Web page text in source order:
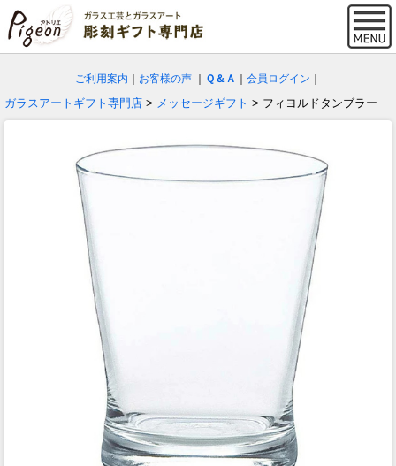
ご利用案内 お客様の声 Ｑ＆Ａ 会員ログイン
ガラスアートギフト専門店 > メッセージギフト > フィヨルドタンブラー